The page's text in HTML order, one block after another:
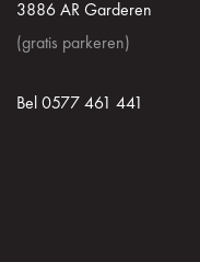
3886 AR Garderen
(gratis parkeren)
Bel 0577 461 441